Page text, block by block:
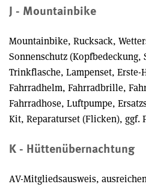
J - Mountainbike
Mountainbike, Rucksack,
Sonnenschutz (Kopfbedeckung,
Trinkflasche, Lampenset,
Fahrradhelm, Fahrradbrille,
Fahrradhose, Luftpumpe,
Kit, Reparaturset (Flicken), ggf.
K - Hüttenübernachtung
AV-Mitgliedsausweis,